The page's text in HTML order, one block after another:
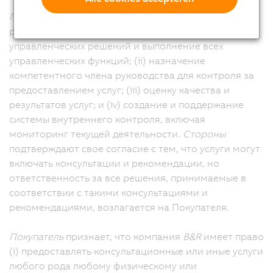
Покупательнесет единоличную ответственность за
реализацию следующих мер: (i) принятие всех
управленческих решений и выполнение всех
управленческих функций; (ii) назначение
компетентного члена руководства для контроля за
предоставлением услуг; (iii) оценку качества и
результатов услуг; и (iv) создание и поддержание
системы внутреннего контроля, включая
мониторинг текущей деятельности. Стороны
подтверждают свое согласие с тем, что услуги могут
включать консультации и рекомендации, но
ответственность за все решения, принимаемые в
соответствии с такими консультациями и
рекомендациями, возлагается на Покупателя.
Покупательпризнает, что компания B&Rимеет право
(i) предоставлять консультационные или иные услуги
любого рода любому физическому или